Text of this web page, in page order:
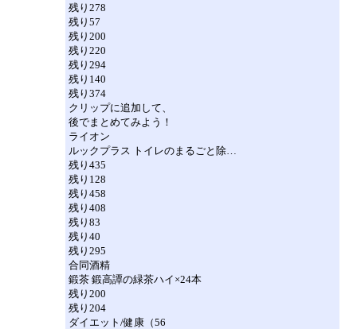
残り278
残り57
残り200
残り220
残り294
残り140
残り374
クリップに追加して、
後でまとめてみよう！
ライオン
ルックプラス トイレのまるごと除…
残り435
残り128
残り458
残り408
残り83
残り40
残り295
合同酒精
鍛茶 鍛高譚の緑茶ハイ×24本
残り200
残り204
ダイエット/健康（56